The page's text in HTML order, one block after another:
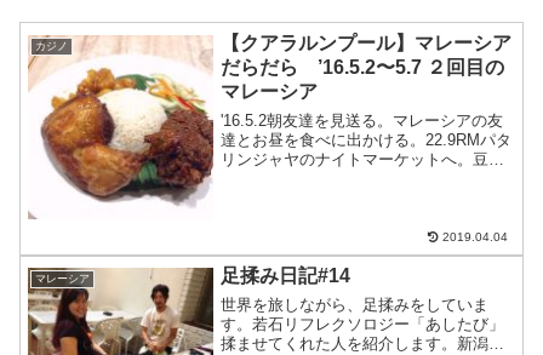
カジノ
【クアラルンプール】マレーシア
だらだら ’16.5.2〜5.7 ２回目の
マレーシア
'16.5.2朝友達を見送る。マレーシアの友
達とお昼を食べに出かける。22.9RMパタ
リンジャヤのナイトマーケットへ。豆腐
2019.04.04
マレーシア 足揉み日記#14
世界を旅しながら、足揉みをしていま
す。若石リフレクソロジー「あしたび」
揉ませてくれた人を紹介します。新潟に